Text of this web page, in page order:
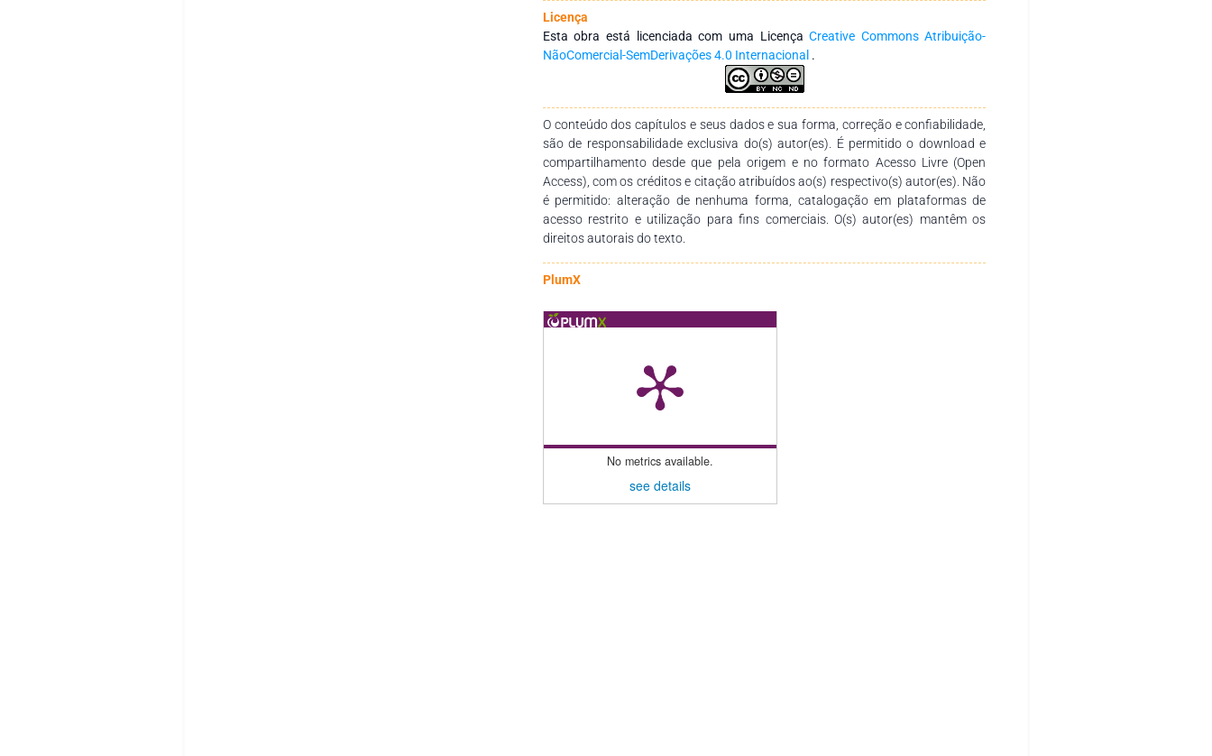
429) também foram usados indevidamente. Observou-se variedade limitada de
produtos e marcas, especialmente em bairros de menor nível socioeconômico,
restringindo o acesso da população a alternativas seguras, bem como
ausência de produtos para grandes refeições. Farinhas e pão mostraram
baixos teores de fibras e as primeiras, de proteínas também. Conclusão: A
fiscalização efetiva pelos órgãos competentes, para garantir segurança e
autonomia aos consumidores.
Licença
Esta obra está licenciada com uma LicençaCreative Commons Atribuição-
NãoComercial-SemDerivações 4.0 Internacional .
O conteúdo dos capítulos e seus dados e sua forma, correção e confiabilidade,
são de responsabilidade exclusiva do(s) autor(es). É permitido o download e
compartilhamento desde que pela origem e no formato Acesso Livre (Open
Access), com os créditos e citação atribuídos ao(s) respectivo(s) autor(es). Não
é permitido: alteração de nenhuma forma, catalogação em plataformas de
acesso restrito e utilização para fins comerciais. O(s) autor(es) mantêm os
direitos autorais do texto.
PlumX
No metrics available.
see details